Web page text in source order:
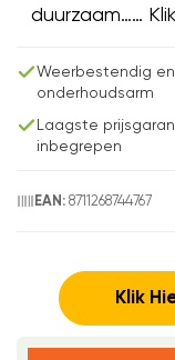
duurzaam……
Weerbestendig en
onderhoudsarm
Laagste
inbegrepen
EAN: 8711268744767
Klik